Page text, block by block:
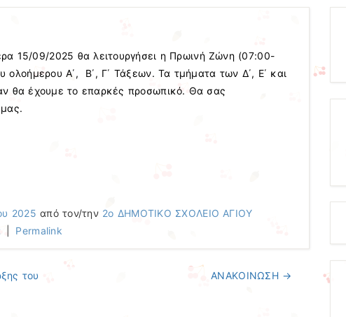
15/09/2025 θα λειτουργήσει η Πρωινή Ζώνη (07:00-
Α΄, Β΄, Γ΄ Τάξεων. Τα τμήματα των Δ΄, Ε΄ και
θα έχουμε το επαρκές προσωπικό. Θα σας
2025 από τον/την 2ο ΔΗΜΟΤΙΚΟ ΣΧΟΛΕΙΟ ΑΓΙΟΥ
Permalink
του
ΑΝΑΚΟΙΝΩΣΗ →